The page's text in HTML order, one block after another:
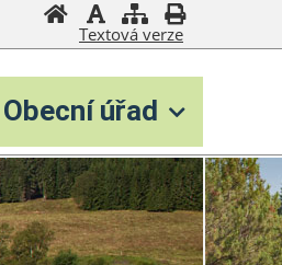
Textová verze
Obecní úřad